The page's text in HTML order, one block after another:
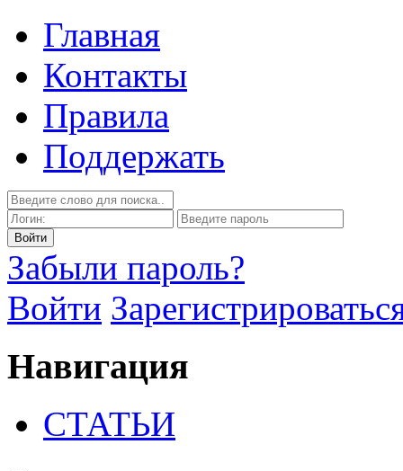
Главная
Контакты
Правила
Поддержать
Забыли пароль?
Войти
Навигация
СТАТЬИ